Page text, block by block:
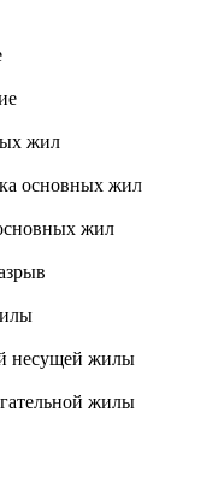
жил
основных жил
жил
несущей жилы
жилы